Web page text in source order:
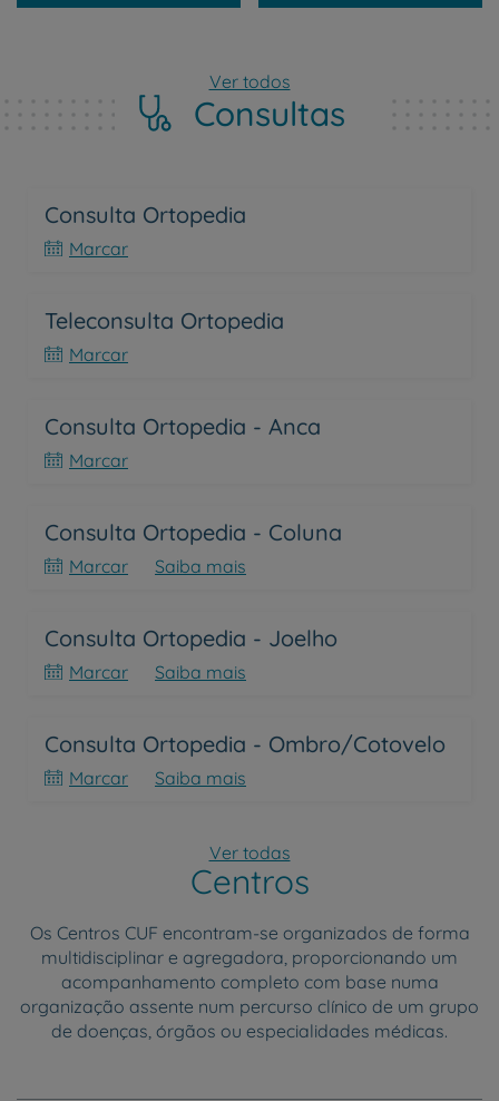
Ver todos
Consultas
Consulta Ortopedia
Marcar
Teleconsulta Ortopedia
Marcar
Consulta Ortopedia - Anca
Marcar
Consulta Ortopedia - Coluna
Marcar Saiba mais
Consulta Ortopedia - Joelho
Marcar Saiba mais
Consulta Ortopedia - Ombro/Cotovelo
Marcar Saiba mais
Ver todas
Centros
Os Centros CUF encontram-se organizados de forma
multidisciplinar e agregadora, proporcionando um
acompanhamento completo com base numa
organização assente num percurso clínico de um grupo
de doenças, órgãos ou especialidades médicas.